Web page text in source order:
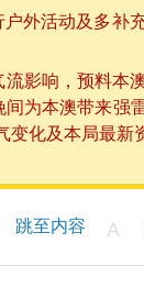
外活动及多补
影响，预料本
为本澳带来强
变化及本局最新
跳至内容 A